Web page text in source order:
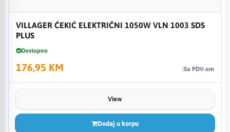
VILLAGER ČEKIĆ ELEKTRIČNI 1050W VLN 1003 SDS
PLUS
Dostupno
176,95 KM Sa PDV-om
View
Dodaj u korpu